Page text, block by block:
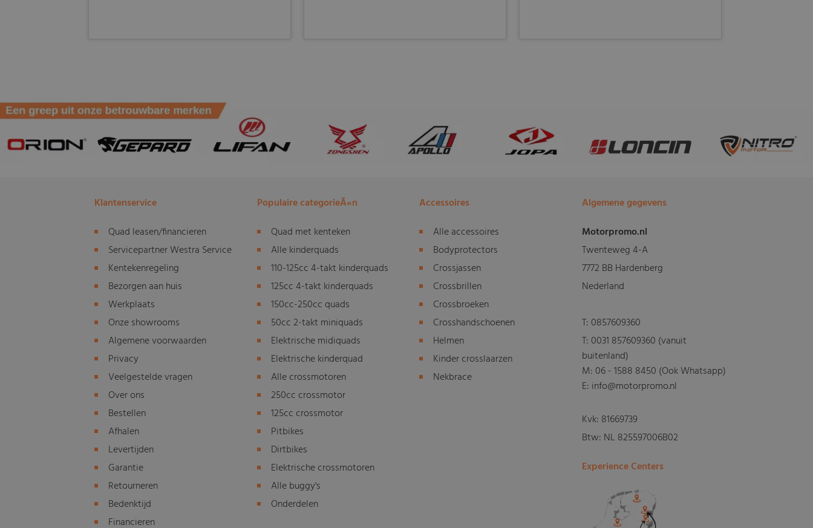
Klantenservice
Quad leasen/financieren
Servicepartner Westra Service
Kentekenregeling
Bezorgen aan huis
Werkplaats
Onze showrooms
Algemene voorwaarden
Privacy
Veelgestelde vragen
Over ons
Bestellen
Afhalen
Levertijden
Garantie
Retourneren
Bedenktijd
Financieren
Populaire categorieÃ«n
Quad met kenteken
Alle kinderquads
110-125cc 4-takt kinderquads
125cc 4-takt kinderquads
150cc-250cc quads
50cc 2-takt miniquads
Elektrische midiquads
Elektrische kinderquad
Alle crossmotoren
250cc crossmotor
125cc crossmotor
Pitbikes
Dirtbikes
Elektrische crossmotoren
Alle buggy's
Onderdelen
Accessoires
Alle accessoires
Bodyprotectors
Crossjassen
Crossbrillen
Crossbroeken
Crosshandschoenen
Helmen
Kinder crosslaarzen
Nekbrace
Algemene gegevens
Motorpromo.nl
Twenteweg 4-A
7772 BB Hardenberg
Nederland
T:0857609360
T:0031 857609360 (vanuit
buitenland)
M:06 - 1588 8450 (Ook Whatsapp)
E: info@motorpromo.nl
Kvk: 81669739
Btw: NL 825597006B02
Experience Centers